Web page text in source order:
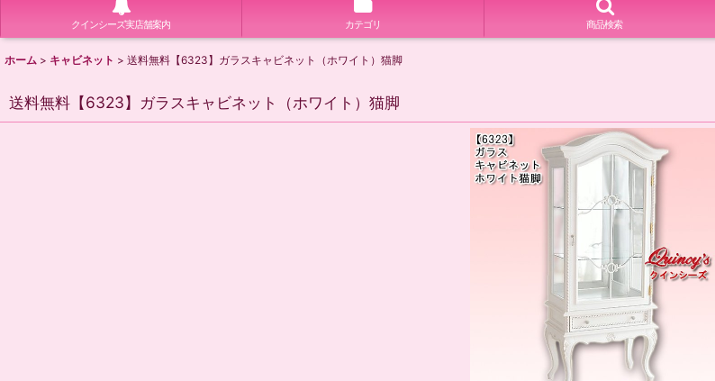
クインシーズ実店舗案内 カテゴリ 商品検索
ホーム > キャビネット > 送料無料【6323】ガラスキャビネット（ホワイト）猫脚
送料無料【6323】ガラスキャビネット（ホワイト）猫脚